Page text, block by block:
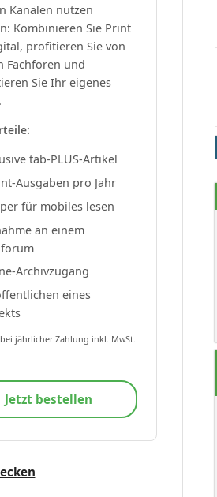
Kanälen nutzen
Kombinieren Sie Print
profitieren Sie von
Fachforen und
Sie Ihr eigenes
tab-PLUS-Artikel
Ausgaben pro Jahr
für mobiles lesen
an einem
Archivzugang
eines
jährlicher Zahlung inkl. MwSt.
Jetzt bestellen